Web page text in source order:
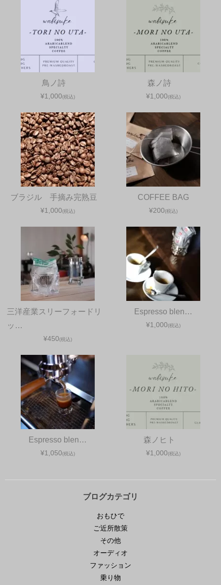
鳥ノ詩
¥1,000(税込)
森ノ詩
¥1,000(税込)
ブラジル 手摘み完熟豆
¥1,000(税込)
COFFEE BAG
¥200(税込)
三洋産業スリーフォードリ
ッ…
¥450(税込)
Espresso blen…
¥1,000(税込)
Espresso blen…
¥1,050(税込)
森ノヒト
¥1,000(税込)
ブログカテゴリ
おもひで
ご近所散策
その他
オーディオ
ファッション
乗り物